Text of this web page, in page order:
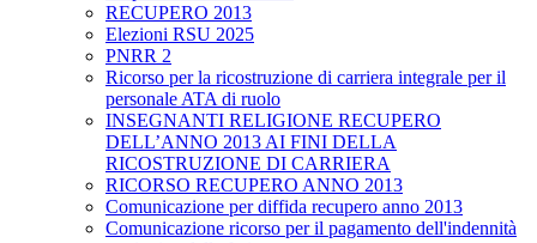
RECUPERO 2013
Elezioni RSU 2025
PNRR 2
Ricorso per la ricostruzione di carriera integrale per il
personale ATA di ruolo
INSEGNANTI RELIGIONE RECUPERO
DELL’ANNO 2013 AI FINI DELLA
RICOSTRUZIONE DI CARRIERA
RICORSO RECUPERO ANNO 2013
Comunicazione per diffida recupero anno 2013
Comunicazione ricorso per il pagamento dell'indennità